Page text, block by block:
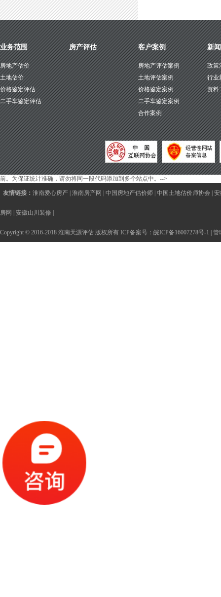
业务范围
房地产估价
土地估价
价格鉴定评估
二手车鉴定评估
房产评估 客户案例
房地产评估案例
土地评估案例
价格鉴定案例
二手车鉴定案例
合作案例
新
政策
行业
资料
前。为保证统计准确，请勿将同一段代码添加到多个站点中。-->
友情链接： 淮南爱心房产 淮南房产网 中国房地产估价师 中国土地估价师协会
房网 安徽山川装修
Copyright © 2016-2018 淮南天源评估 版权所有 ICP备案号： 皖ICP备16007278号-1 管